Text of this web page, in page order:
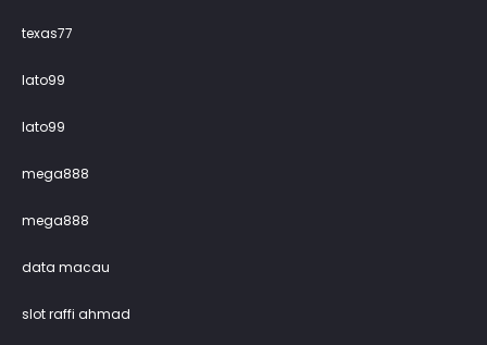
texas77
lato99
lato99
mega888
mega888
data macau
slot raffi ahmad